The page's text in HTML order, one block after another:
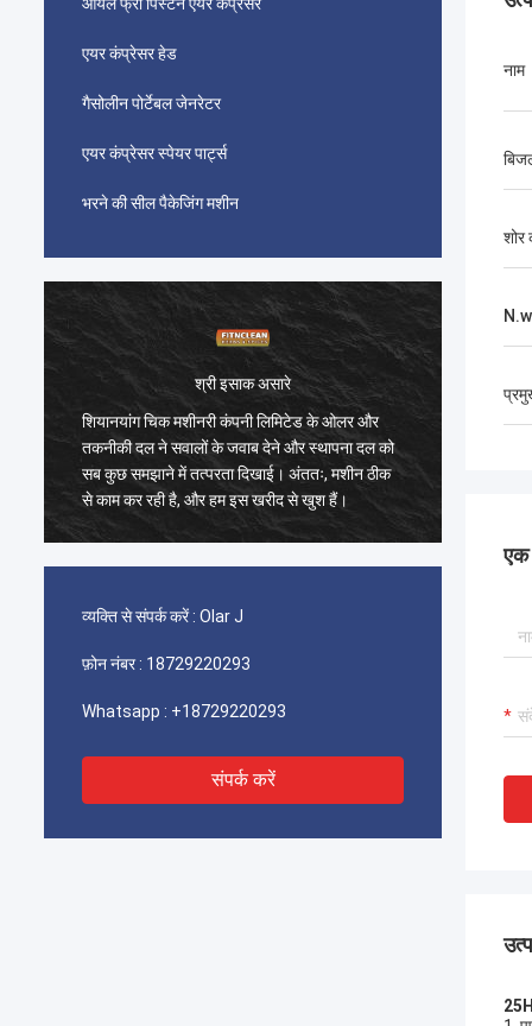
एयर कंप्रेसर हेड
गैसोलीन पोर्टेबल जेनरेटर
एयर कंप्रेसर स्पेयर पार्ट्स
भरने की सील पैकेजिंग मशीन
श्री इसाक असारे
शियानयांग चिक मशीनरी कंपनी लिमिटेड के ओलर और
तकनीकी दल ने सवालों के जवाब देने और स्थापना दल को
सब कुछ समझाने में तत्परता दिखाई। अंततः, मशीन ठीक
से काम कर रही है, और हम इस खरीद से खुश हैं।
व्यक्ति से संपर्क करें : Olar J
फ़ोन नंबर : 18729220293
Whatsapp : +18729220293
संपर्क करें
नाम
शोर
एक